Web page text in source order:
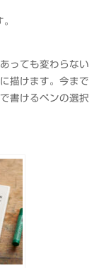
っても変わらない
描けます。今まで
書けるペンの選択